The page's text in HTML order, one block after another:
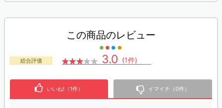
この商品のレビュー
総合評価 3.0 (1件)
いいね!（1件） イマイチ（0件）